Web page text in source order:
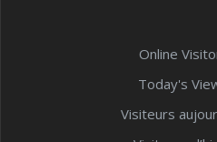
Online
Today's
Visiteurs